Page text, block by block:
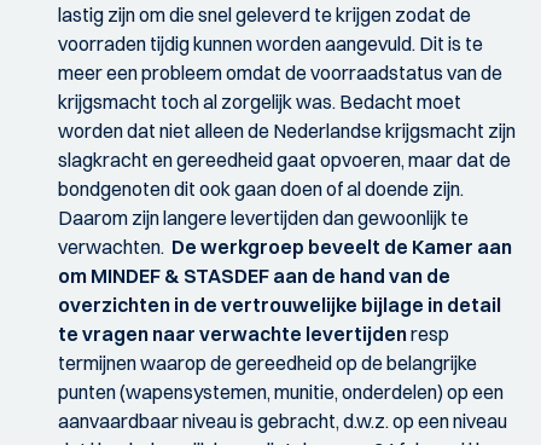
lastig zijn om die snel geleverd te krijgen zodat de
voorraden tijdig kunnen worden aangevuld. Dit is te
meer een probleem omdat de voorraadstatus van de
krijgsmacht toch al zorgelijk was. Bedacht moet
worden dat niet alleen de Nederlandse krijgsmacht zijn
slagkracht en gereedheid gaat opvoeren, maar dat de
bondgenoten dit ook gaan doen of al doende zijn.
Daarom zijn langere levertijden dan gewoonlijk te
verwachten. De werkgroep beveelt de Kamer aan
om MINDEF & STASDEF aan de hand van de
overzichten in de vertrouwelijke bijlage in detail
te vragen naar verwachte levertijdenresp
termijnen waarop de gereedheid op de belangrijke
punten (wapensystemen, munitie, onderdelen) op een
aanvaardbaar niveau is gebracht, d.w.z. op een niveau